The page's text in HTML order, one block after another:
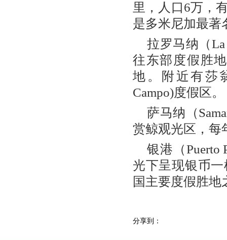
里，人口6万，
是多米尼加最著
拉罗马纳（
往东部度假胜
地。附近有莎
Campo)度假区。
萨马纳（
赏鲸观光区，每
银港（Puerto
光下呈现银币
国主要度假胜地
分享到：